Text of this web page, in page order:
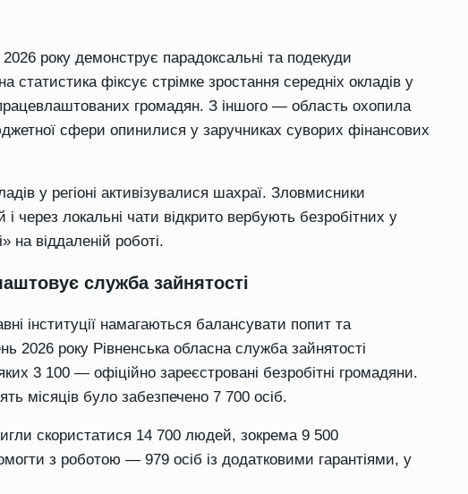
року демонструє парадоксальні та подекуди
статистика фіксує стрімке зростання середніх окладів у
працевлаштованих громадян. З іншого — область охопила
сфери опинилися у заручниках суворих фінансових
у регіоні активізувалися шахраї. Зловмисники
локальні чати відкрито вербують безробітних у
на віддаленій роботі.
служба зайнятості
інституції намагаються балансувати попит та
2026 року Рівненська обласна служба зайнятості
3 100 — офіційно зареєстровані безробітні громадяни.
місяців було забезпечено 7 700 осіб.
скористатися 14 700 людей, зокрема 9 500
з роботою — 979 осіб із додатковими гарантіями, у